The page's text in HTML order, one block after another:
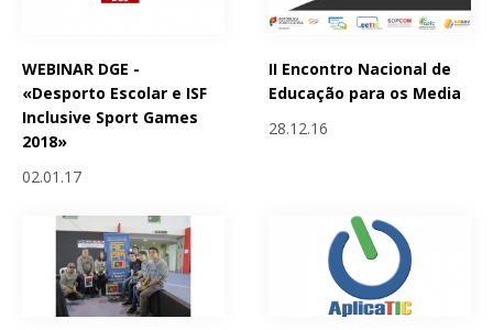
WEBINAR DGE -
«Desporto Escolar e ISF
Inclusive Sport Games
2018»
02.01.17
II Encontro Nacional de
Educação para os Media
28.12.16